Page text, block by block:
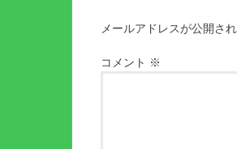
メールアドレスが公開さ
コメント ※